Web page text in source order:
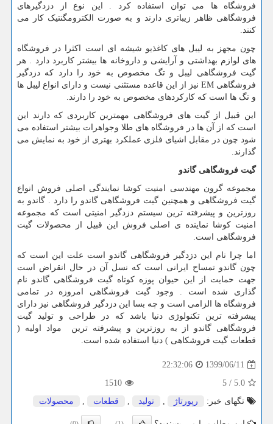
فروشگاه ها می توان استفاده کرد . این نوع از دزدگیرهای
فروشگاهی ظاهر زیباتری دارند و به صورت الکترومگنتیک کار می
کنند.
چون مجهز به لیبل های کاغذیو شیشه ای است اکثرا در فروشگاه
های لوازم بهداشتی و آرایشی و داروخانه ها بیشتر کاربرد دارد . هر
گیت فروشگاهی لیبل و تگ مخصوص به خود را دارد که دزدگیر
فروشگاهیEM نیز از این قاعده مستثنی نیست و دارای انواع لیبل ها
و تگ ها است که کارکردهای مخصوص به خود را دارند.
این قبیل از گیت های فروشگاهی مهمترین کاربردی که دارند این
است که از آن ها در فروشگاه های طلا وجواهرات بیشتر استفاده می
شود چون در مقابل اشیای فلزی عملکرد بهتری از خود به نمایش می
گذارند.
گیت فروشگاهی گاندو
مجموعه گرون مهندسی امنیت کوشا نمایندگی اصلی فروش انواع
گیت فروشگاهی و همچنین گیت فروشگاهی گاندو را دارد . گاندو به
روزترین و پیشرفته ترین سیستم دزدگیر امنیتی است که مجموعه
امنیت کوشا نماینده ی اصلی فروش این قبیل از محصولات گیت
فروشگاهی است.
اما چرا نام این دزدگیر فروشگاهی گاندو است علت این است که
چون گاندو تمساح ایرانی است که نسل آن در حال انقراض است
جهت حمایت از این حیوان پوزه کوتاه گیت فروشگاهی گاندو نام
گذاری شده است . وجود گیت فروشگاهی امروزه در تمامی
فروشگاه ها الزامی است و چه بسا این دزدگیر فروشگاهی نیز دارای
پیشرفته ترین تکنولوژی دنیا باشد که در طراحی و تولید گیت
فروشگاهی گاندو از به روزترین و پیشرفته ترین مواد اولیه (
قطعات گیت فروشکاهی ) دنیا استفاده شده است.
1399/06/11
22:32:06
5.0
/
5
1510
تگهای خبر:
رپورتاژ , تولید , قطعات , محصولات